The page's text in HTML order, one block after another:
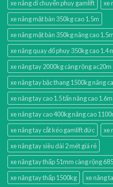
xe nâng di chuyển phuy gamlift
xe
xe nâng mặt bàn 350kg cao 1.5m
xe nâng mặt bàn 350kg nâng cao 1.5m
xe nâng quay đổ phuy 350kg cao 1.4
xe nâng tay 2000kg càng rộng ac20m
xe nâng tay bậc thang 1500kg nâng
xe nâng tay cao 1.5 tấn nâng cao 1.6m
xe nâng tay cao 400kg nâng cao
xe nâng tay cắt kéo gamlift đức
xe
xe nâng tay siêu dài 2 mét giá rẻ
xe nâng tay thấp 51mm càng rộng
xe nâng tay thấp 1500kg
xe nâng